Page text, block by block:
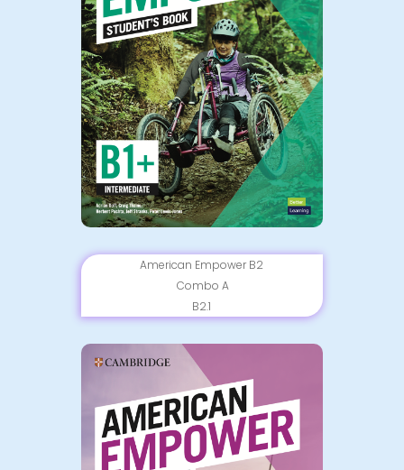
American Empower B2
Combo A
B2.1